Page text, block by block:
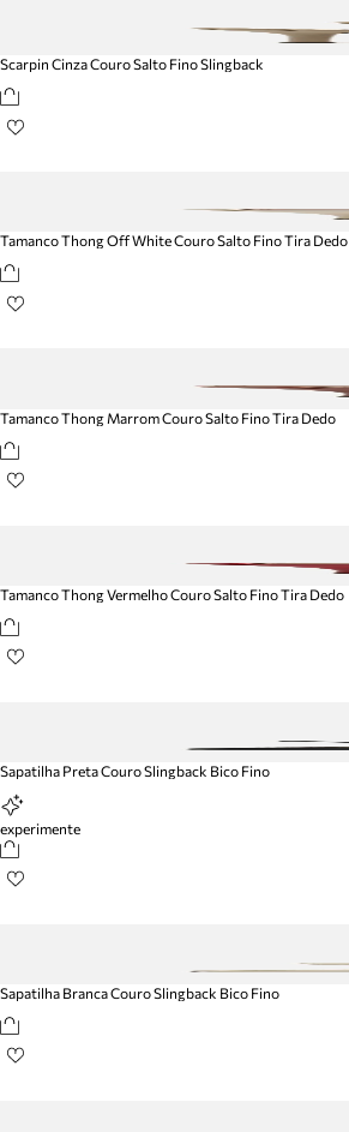
Scarpin Cinza Couro Salto Fino Slingback
Tamanco Thong Off White Couro Salto Fino Tira Dedo
Tamanco Thong Marrom Couro Salto Fino Tira Dedo
Tamanco Thong Vermelho Couro Salto Fino Tira Dedo
Sapatilha Preta Couro Slingback Bico Fino
experimente
Sapatilha Branca Couro Slingback Bico Fino